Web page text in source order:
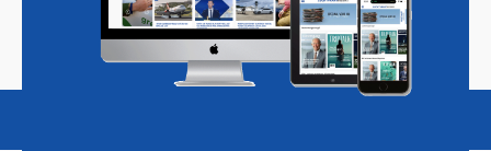
Magazine Podcasts Vacatures